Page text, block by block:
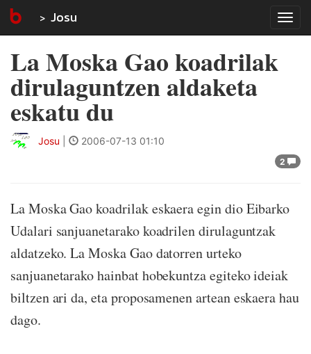
Josu
La Moska Gao koadrilak
dirulaguntzen aldaketa
eskatu du
Josu 2006-07-13 01:10
2
La Moska Gao koadrilak eskaera egin dio Eibarko
Udalari sanjuanetarako koadrilen dirulaguntzak
aldatzeko. La Moska Gao datorren urteko
sanjuanetarako hainbat hobekuntza egiteko ideiak
biltzen ari da, eta proposamenen artean eskaera hau
dago.